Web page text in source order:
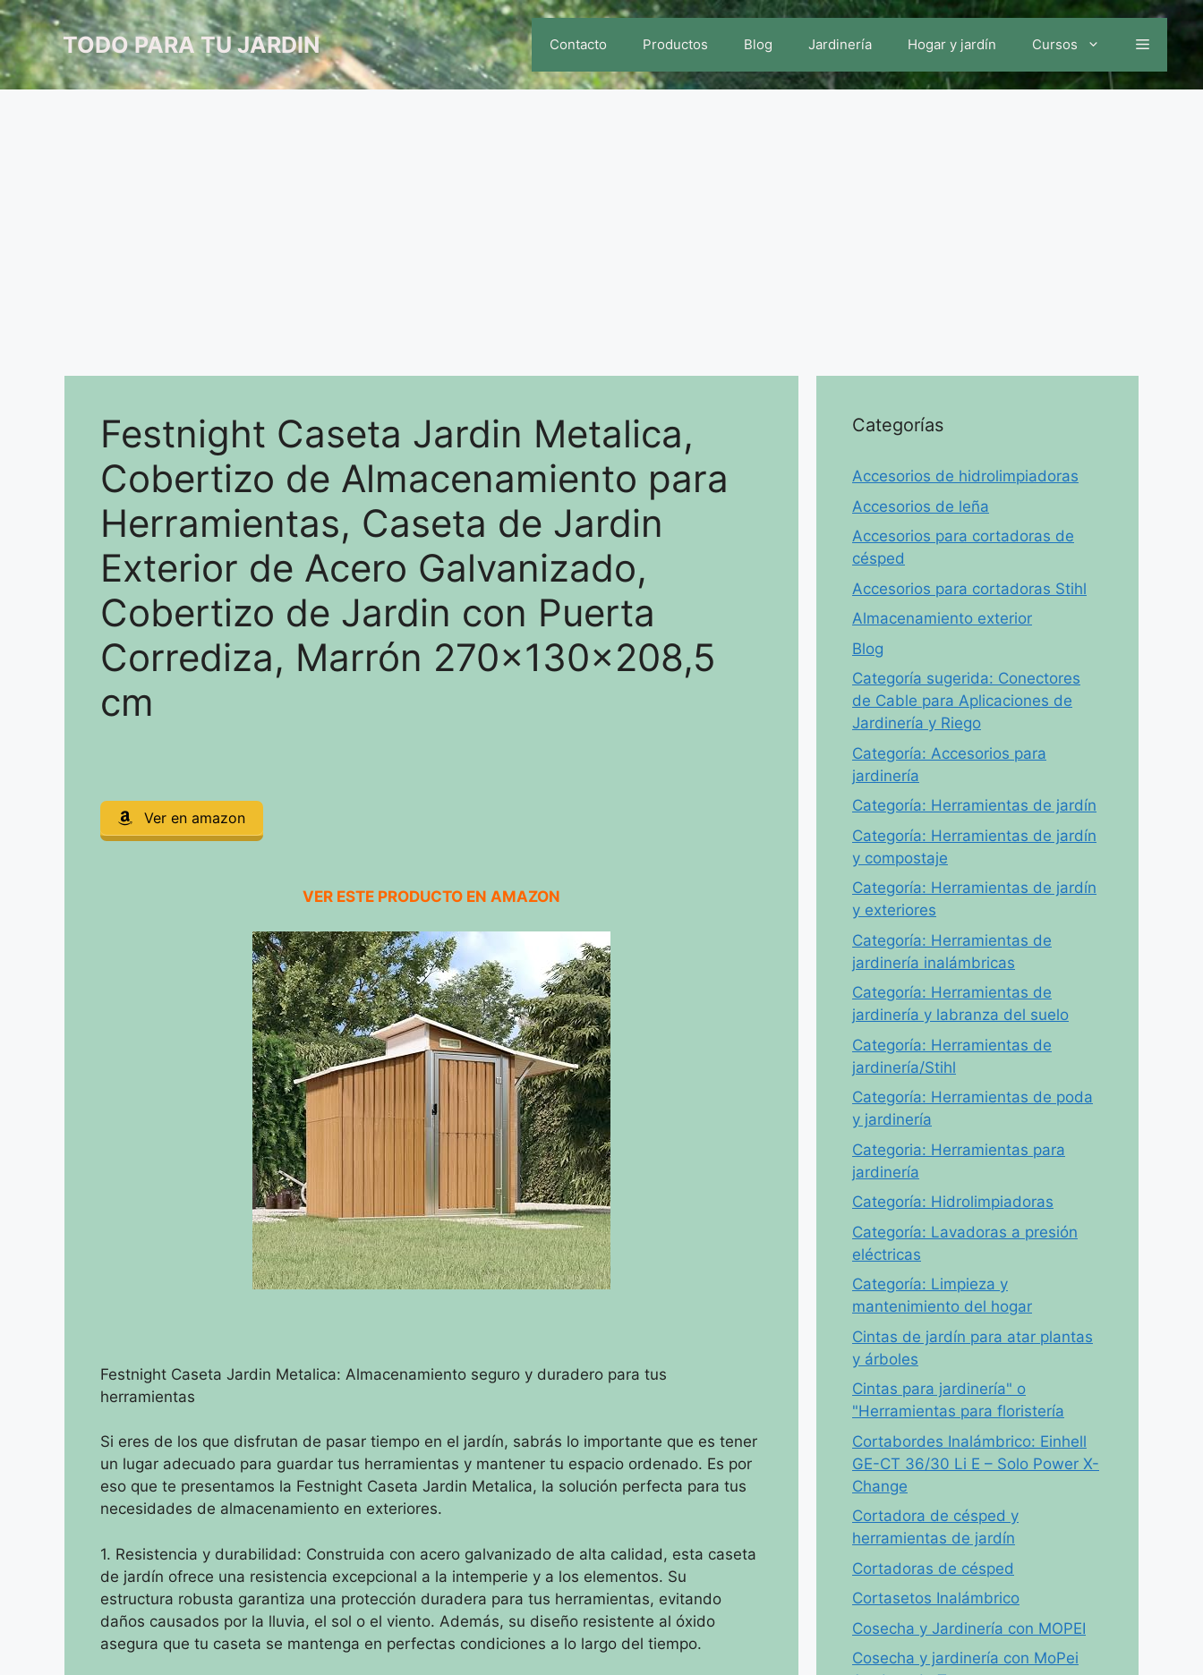
Saltar
al
contenidoTODO PARA TU JARDIN Contacto Productos Blog Jardinería Hogar y jardín Cursos
Festnight Caseta Jardin Metalica,
Cobertizo de Almacenamiento para
Herramientas, Caseta de Jardin
Exterior de Acero Galvanizado,
Cobertizo de Jardin con Puerta
Corrediza, Marrón 270x130x208,5
cm
Ver en amazon
VER ESTE PRODUCTO EN AMAZON
Festnight Caseta Jardin Metalica: Almacenamiento seguro y duradero para tus
herramientas
Si eres de los que disfrutan de pasar tiempo en el jardín, sabrás lo importante que es tener
un lugar adecuado para guardar tus herramientas y mantener tu espacio ordenado. Es por
eso que te presentamos la Festnight Caseta Jardin Metalica, la solución perfecta para tus
necesidades de almacenamiento en exteriores.
1. Resistencia y durabilidad: Construida con acero galvanizado de alta calidad, esta caseta
de jardín ofrece una resistencia excepcional a la intemperie y a los elementos. Su
estructura robusta garantiza una protección duradera para tus herramientas, evitando
daños causados por la lluvia, el sol o el viento. Además, su diseño resistente al óxido
asegura que tu caseta se mantenga en perfectas condiciones a lo largo del tiempo.
Categorías
Accesorios de hidrolimpiadoras
Accesorios de leña
Accesorios para cortadoras de
césped
Accesorios para cortadoras Stihl
Almacenamiento exterior
Blog
Categoría sugerida: Conectores
de Cable para Aplicaciones de
Jardinería y Riego
Categoría: Accesorios para
jardinería
Categoría: Herramientas de jardín
Categoría: Herramientas de jardín
y compostaje
Categoría: Herramientas de jardín
y exteriores
Categoría: Herramientas de
jardinería inalámbricas
Categoría: Herramientas de
jardinería y labranza del suelo
Categoría: Herramientas de
jardinería/Stihl
Categoría: Herramientas de poda
y jardinería
Categoria: Herramientas para
jardinería
Categoría: Hidrolimpiadoras
Categoría: Lavadoras a presión
eléctricas
Categoría: Limpieza y
mantenimiento del hogar
Cintas de jardín para atar plantas
y árboles
Cintas para jardinería" o
"Herramientas para floristería
Cortabordes Inalámbrico: Einhell
GE-CT 36/30 Li E – Solo Power X-
Change
Cortadora de césped y
herramientas de jardín
Cortadoras de césped
Cortasetos Inalámbrico
Cosecha y Jardinería con MOPEI
Cosecha y jardinería con MoPei